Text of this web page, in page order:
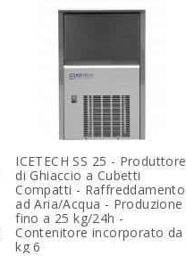
ICETECH SS 25 - Produttore
di Ghiaccio a Cubetti
Compatti - Raffreddamento
ad Aria/Acqua - Produzione
fino a 25 kg/24h -
Contenitore incorporato da
kg 6